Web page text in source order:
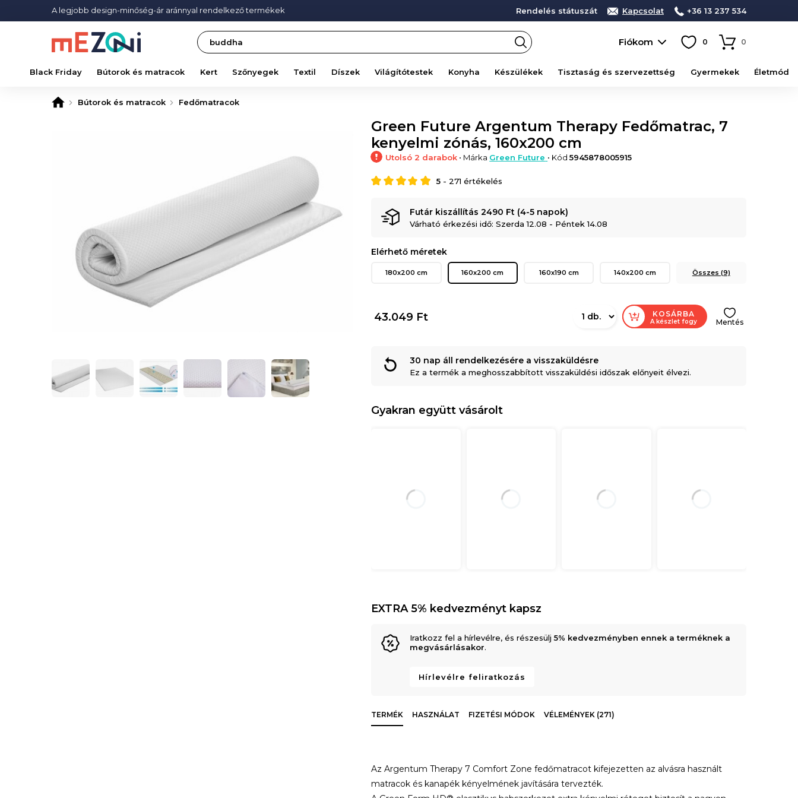
A legjobb design-minőség-ár aránnyal rendelkező termékek Rendelés státuszát Kapcsolat +36 13 237 534
Search Fiókom 0 0
Black Friday Bútorok és matracok Kert Szőnyegek Textil Díszek Világítótestek Konyha Készülékek Tisztaság és szervezettség Gyermekek Életmód
Bútorok és matracok Fedőmatracok
Green Future Argentum Therapy Fedőmatrac, 7
kenyelmi zónás, 160x200 cm
Utolsó 2 darabok • Márka Green Future • Kód5945878005915
5 - 271 értékelés
Futár kiszállítás 2490 Ft (4-5 napok)
Várható érkezési idő: Szerda 12.08 - Péntek 14.08
Elérhető méretek
180x200 cm 160x200 cm 160x190 cm 140x200 cm Összes (9)
43.049 Ft KOSÁRBA
A készlet fogy Mentés
30 nap áll rendelkezésére a visszaküldésre
Ez a termék a meghosszabbított visszaküldési időszak előnyeit élvezi.
Gyakran együtt vásárolt
EXTRA 5% kedvezményt kapsz
Iratkozz fel a hírlevélre, és részesülj5% kedvezményben ennek a terméknek a
megvásárlásakor.
Hírlevélre feliratkozás
TERMÉK HASZNÁLAT FIZETÉSI MÓDOK VÉLEMÉNYEK (271)
Az Argentum Therapy 7 Comfort Zone fedőmatracot kifejezetten az alvásra használt
matracok és kanapék kényelmének javítására tervezték.